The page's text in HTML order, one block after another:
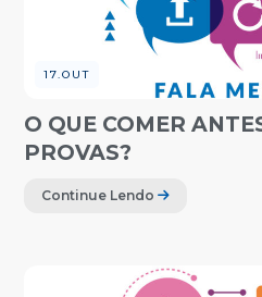
17.OUT
O QUE COMER
PROVAS?
Continue Lendo